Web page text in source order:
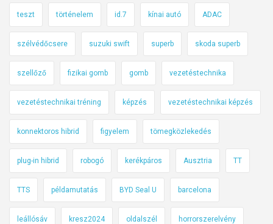
teszt történelem id.7 kínai autó ADAC
szélvédőcsere suzuki swift superb skoda superb
szellőző fizikai gomb gomb vezetéstechnika
vezetéstechnikai tréning képzés vezetéstechnikai képzés
konnektoros hibrid figyelem tömegközlekedés
plug-in hibrid robogó kerékpáros Ausztria TT
TTS példamutatás BYD Seal U barcelona
leállósáv kresz2024 oldalszél horrorszerelvény